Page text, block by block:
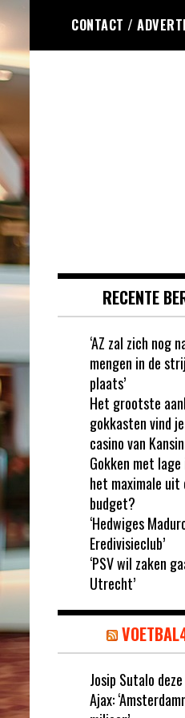
de
inhoud
CONTACT /
RECENTE
‘AZ zal zich nog
mengen in de
plaats’
Het grootste
gokkasten vind
casino van
Gokken met
het maximale uit
budget?
‘Hedwiges
Eredivisieclub’
‘PSV wil zaken
Utrecht’
Josip Sutalo
Ajax: